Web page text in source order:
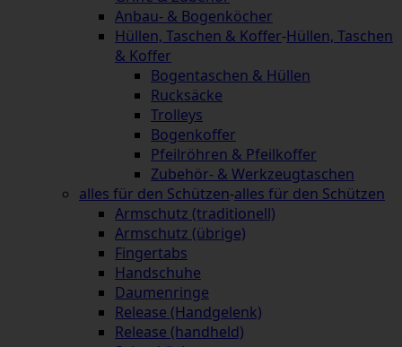
Anbau- & Bogenköcher
Hüllen, Taschen & Koffer-Hüllen, Taschen
& Koffer
Bogentaschen & Hüllen
Rucksäcke
Trolleys
Bogenkoffer
Pfeilröhren & Pfeilkoffer
Zubehör- & Werkzeugtaschen
alles für den Schützen-alles für den Schützen
Armschutz (traditionell)
Armschutz (übrige)
Fingertabs
Handschuhe
Daumenringe
Release (Handgelenk)
Release (handheld)